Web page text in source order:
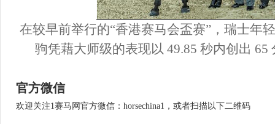
在较早前举行的“香港赛马会盃赛”，瑞士年
驹凭藉大师级的表现以 49.85 秒内创出
官方微信
欢迎关注1赛马网官方微信：horsechina1，或者扫描以下二维码